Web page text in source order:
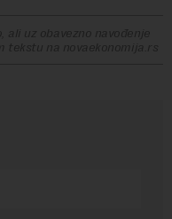
ali uz obavezno navođenje
na novaekonomija.rs